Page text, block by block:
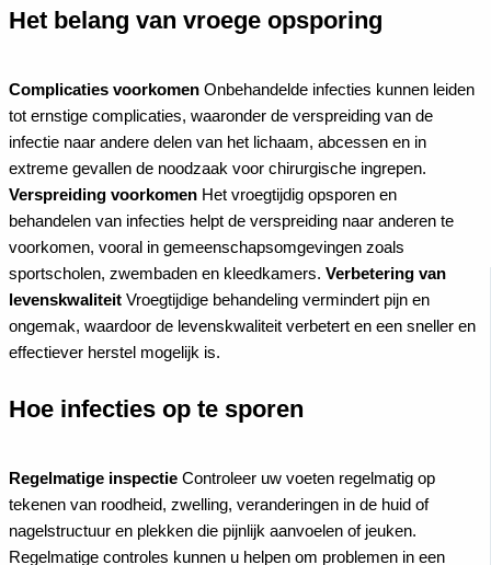
Het belang van vroege opsporing
Complicaties voorkomen Onbehandelde infecties kunnen leiden
tot ernstige complicaties, waaronder de verspreiding van de
infectie naar andere delen van het lichaam, abcessen en in
extreme gevallen de noodzaak voor chirurgische ingrepen.
Verspreiding voorkomen Het vroegtijdig opsporen en
behandelen van infecties helpt de verspreiding naar anderen te
voorkomen, vooral in gemeenschapsomgevingen zoals
sportscholen, zwembaden en kleedkamers. Verbetering van
levenskwaliteit Vroegtijdige behandeling vermindert pijn en
ongemak, waardoor de levenskwaliteit verbetert en een sneller en
effectiever herstel mogelijk is.
Hoe infecties op te sporen
Regelmatige inspectie Controleer uw voeten regelmatig op
tekenen van roodheid, zwelling, veranderingen in de huid of
nagelstructuur en plekken die pijnlijk aanvoelen of jeuken.
Regelmatige controles kunnen u helpen om problemen in een